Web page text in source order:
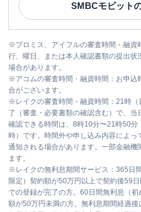
SMBCモビット
※プロミス、アイフルの審査時間・融
行、曜日、または本人確認書類の提出
場合があります。
※アコムの審査時間・融資時間：お申
合がございます。
※ レイクの審査時間・融資時間：21時
了（審査・必要書類の確認含む）で、
確認できる時間は、8時10分〜21時50
時）です。時間外や申し込み内容によ
通知される場合があります。一部金融機
ます。
※ レイクの無利息期間サービス：365日
限定）契約額が50万円以上で契約後59
での登録が完了の方。60日間無利息（
額が50万円未満の方。無利息期間経過